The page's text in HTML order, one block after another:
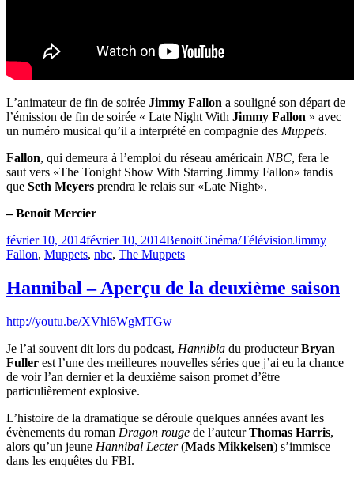
L’animateur de fin de soirée Jimmy Fallon a souligné son départ de
l’émission de fin de soirée « Late Night With Jimmy Fallon » avec
un numéro musical qu’il a interprété en compagnie des Muppets.
Fallon, qui demeura à l’emploi du réseau américain NBC, fera le
saut vers «The Tonight Show With Starring Jimmy Fallon» tandis
que Seth Meyers prendra le relais sur «Late Night».
– Benoit Mercier
Publié
le
février 10, 2014février 10, 2014BenoitCatégories
Cinéma/TélévisionÉtiquettes
Jimmy
Fallon, Muppets, nbc, The Muppets
Hannibal – Aperçu de la deuxième saison
http://youtu.be/XVhl6WgMTGw
Je l’ai souvent dit lors du podcast, Hannibla du producteurBryan
Fuller est l’une des meilleures nouvelles séries que j’ai eu la chance
de voir l’an dernier et la deuxième saison promet d’être
particulièrement explosive.
L’histoire de la dramatique se déroule quelques années avant les
évènements du roman Dragon rouge de l’auteurThomas Harris,
alors qu’un jeune Hannibal Lecter(Mads Mikkelsen) s’immisce
dans les enquêtes du FBI.